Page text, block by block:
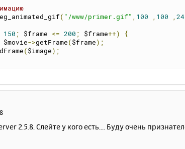
( "/www/primer.gif" 100 100 24
150 ; $frame <= 200 ; $frame++)
{
$movie->getFrame ( $frame );
( $image );
2.5.8. Слейте у кого есть.... Буду очень